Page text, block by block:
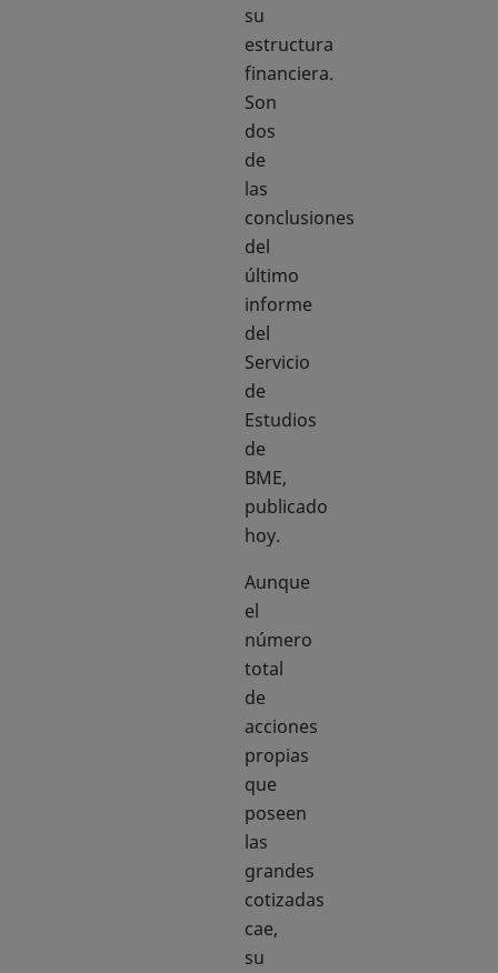
su
estructura
financiera.
Son
dos
de
las
conclusiones
del
último
informe
del
Servicio
de
Estudios
de
BME,
publicado
hoy.
Aunque
el
número
total
de
acciones
propias
que
poseen
las
grandes
cotizadas
cae,
su